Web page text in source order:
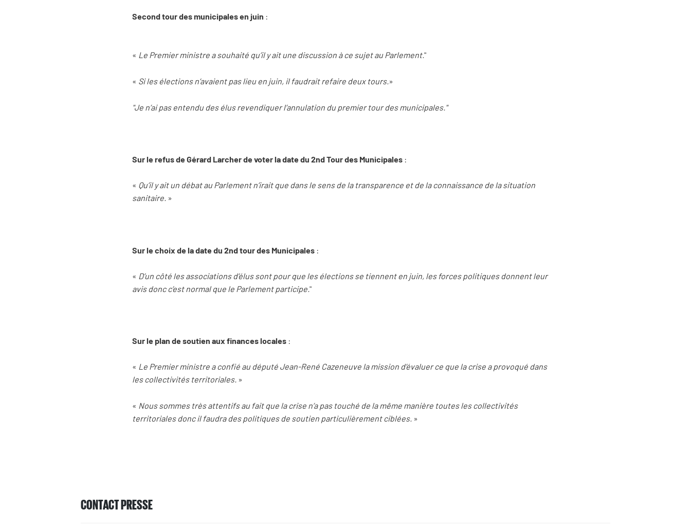
Second tour des municipales en juin :
« Le Premier ministre a souhaité qu’il y ait une discussion à ce sujet au Parlement."
« Si les élections n’avaient pas lieu en juin, il faudrait refaire deux tours.»
"Je n’ai pas entendu des élus revendiquer l’annulation du premier tour des municipales."
Sur le refus de Gérard Larcher de voter la date du 2nd Tour des Municipales :
« Qu’il y ait un débat au Parlement n’irait que dans le sens de la transparence et de la connaissance de la situation
sanitaire. »
Sur le choix de la date du 2nd tour des Municipales :
« D’un côté les associations d’élus sont pour que les élections se tiennent en juin, les forces politiques donnent leur
avis donc c’est normal que le Parlement participe. "
Sur le plan de soutien aux finances locales :
« Le Premier ministre a confié au député Jean-René Cazeneuve la mission d’évaluer ce que la crise a provoqué dans
les collectivités territoriales. »
« Nous sommes très attentifs au fait que la crise n’a pas touché de la même manière toutes les collectivités
territoriales donc il faudra des politiques de soutien particulièrement ciblées. »
CONTACT PRESSE